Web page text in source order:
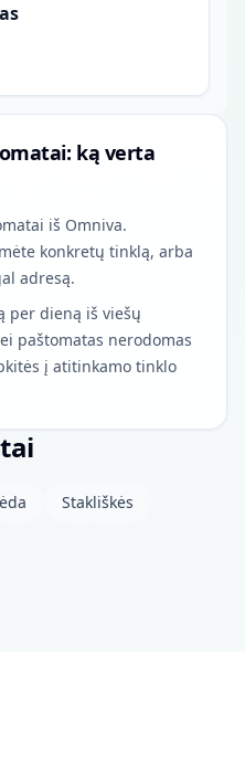
ką verta
iš Omniva.
konkretų tinklą, arba
adresą.
per dieną iš viešų
paštomatas nerodomas
į atitinkamo tinklo
Stakliškės